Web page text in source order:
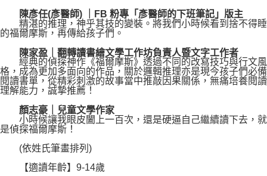
陳彥任(彥醫師) ｜FB 粉專「彥醫師的下班筆記」版主
精湛的推理，神乎其技的變裝。將我們小時候看到捨不得睡
的福爾摩斯，再傳給孩子們。
陳家盈｜翻轉讀書繪文學工作坊負責人暨文字工作者
經典的偵探神作《福爾摩斯》透過不同的改寫技巧與行文風
格，成為更加多面向的作品，關於邏輯推理亦是現今孩子們必備
閱讀書單，從精彩刺激的故事當中推敲因果關係，無痛培養閱讀
理解能力，誠摯推薦！
顏志豪｜兒童文學作家
小時候讓我眼皮闔上一百次，還是硬逼自己繼續讀下去，就
是偵探福爾摩斯！
(依姓氏筆畫排列)
【適讀年齡】9-14歲